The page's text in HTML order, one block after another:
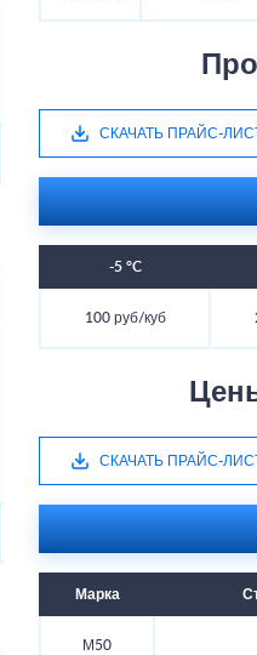
СКАЧАТЬ ПРАЙС-
-5 °C
100 руб/куб
СКАЧАТЬ ПРАЙС-
Марка
М50